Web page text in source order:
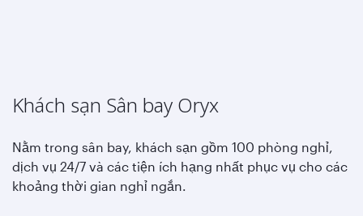
Khách sạn Sân bay Oryx
Nằm trong sân bay, khách sạn gồm 100 phòng nghỉ,
dịch vụ 24/7 và các tiện ích hạng nhất phục vụ cho các
khoảng thời gian nghỉ ngắn.